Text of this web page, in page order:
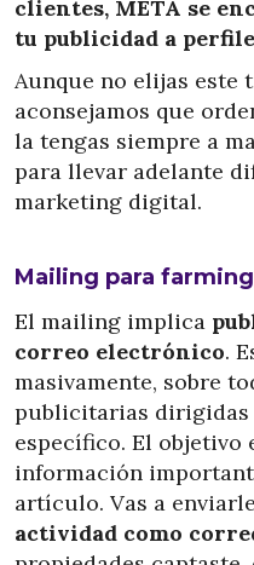
clientes, META se
tu publicidad a
Aunque no elijas este
aconsejamos que
la tengas siempre a
para llevar adelante
marketing digital.
Mailing para
El mailing implica
correo electrónico.
masivamente, sobre
publicitarias dirigidas
específico. El
información
artículo. Vas a
actividad como